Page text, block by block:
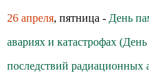
26 апреля, пятница - День
авариях и катастрофах
последствий радиационных